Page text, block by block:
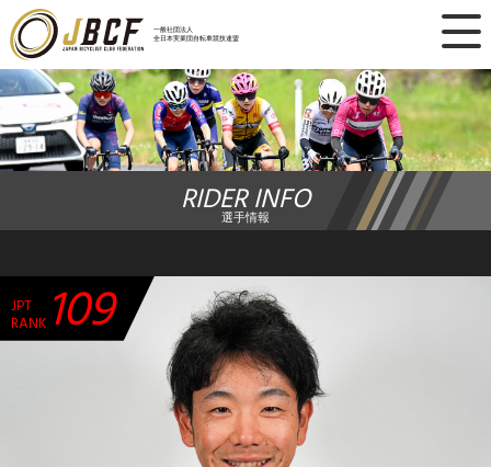
一般社団法人
全日本実業団自転車競技連盟
×
ニュース
レース日程
ランキング
チーム・選手
競技ガイド
加盟・登録
RIDER INFO
選手情報
JPT
RANK 109